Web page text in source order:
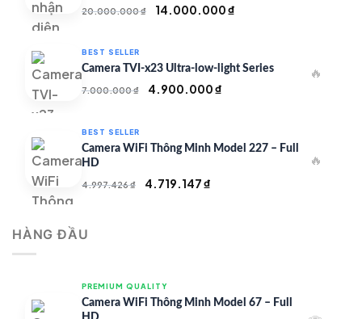
20.000.000₫
Giá
20.000.000 ₫.
14.000.000₫
là:
14.000.000 ₫.
BEST SELLER
Camera TVI-x23 Ultra-low-light Series
7.000.000₫
Giá
7.000.000 ₫.
4.900.000₫
là:
🔥
BEST SELLER
Camera WiFi Thông Minh Model 227 – Full
HD
4.997.426₫
Giá
4.719.147₫
🔥
HÀNG ĐẦU
PREMIUM QUALITY
Camera WiFi Thông Minh Model 67 – Full